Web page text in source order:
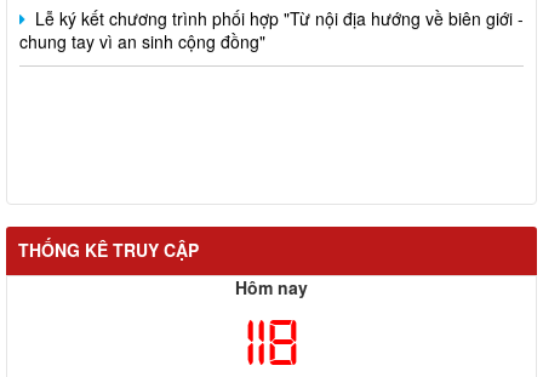
Lễ ký kết chương trình phối hợp "Từ nội địa hướng về biên giới -
chung tay vì an sinh cộng đồng"
THỐNG KÊ TRUY CẬP
Hôm nay
118